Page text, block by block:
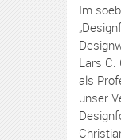
Im
Lars C.
als
unser